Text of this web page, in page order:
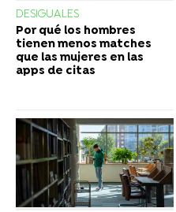
DESIGUALES
Por qué los hombres
tienen menos matches
que las mujeres en las
apps de citas